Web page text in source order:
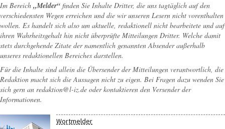
Im Bereich „Melder“ finden Sie Inhalte Dritter, die uns tagtäglich auf den
verschiedensten Wegen erreichen und die wir unseren Lesern nicht vorenthalten
wollen. Es handelt sich also um aktuelle, redaktionell nicht bearbeitete und auf
ihren Wahrheitsgehalt hin nicht überprüfte Mitteilungen Dritter. Welche damit
stets durchgehende Zitate der namentlich genannten Absender außerhalb
unseres redaktionellen Bereiches darstellen.
Für die Inhalte sind allein die Übersender der Mitteilungen verantwortlich, die
Redaktion macht sich die Aussagen nicht zu eigen. Bei Fragen dazu wenden Sie
sich gern an redaktion@l-iz.de oder kontaktieren den Versender der
Informationen.
Wortmelder